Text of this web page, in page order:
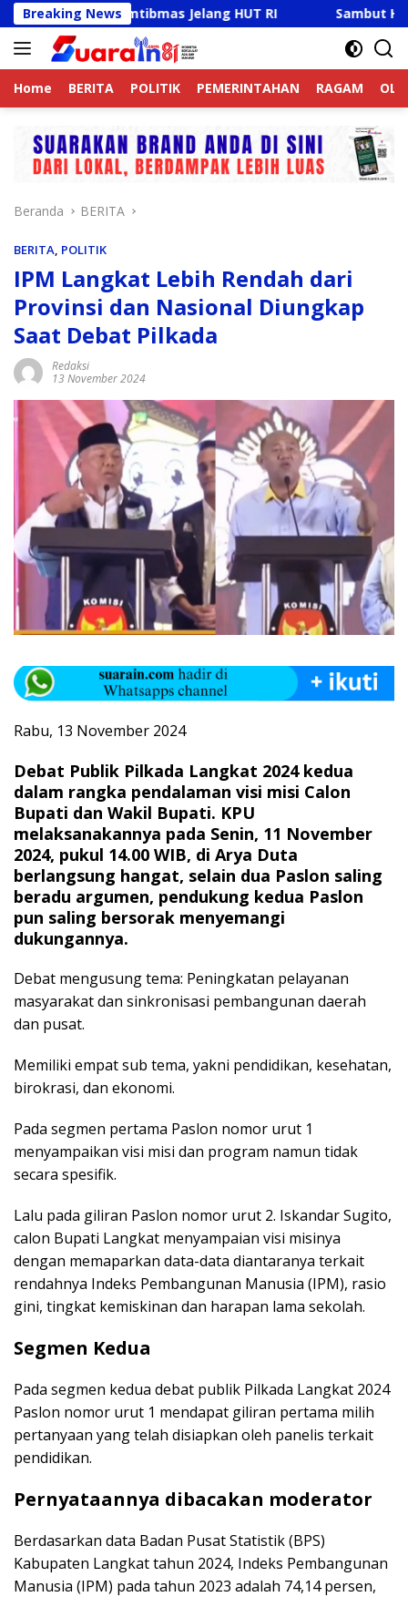
Langsung
ke
konten
Breaking News
Kamtibmas Jelang HUT RI Sambut HUT RI Ke-81,
Home BERITA POLITIK PEMERINTAHAN RAGAM
Beranda BERITA
BERITA, POLITIK
IPM Langkat Lebih Rendah dari
Provinsi dan Nasional Diungkap
Saat Debat Pilkada
Redaksi
13 November 2024
Rabu, 13 November 2024
Debat Publik Pilkada Langkat 2024 kedua
dalam rangka pendalaman visi misi Calon
Bupati dan Wakil Bupati. KPU
melaksanakannya pada Senin, 11 November
2024, pukul 14.00 WIB, di Arya Duta
berlangsung hangat, selain dua Paslon saling
beradu argumen, pendukung kedua Paslon
pun saling bersorak menyemangi
dukungannya.
Debat mengusung tema: Peningkatan pelayanan
masyarakat dan sinkronisasi pembangunan daerah
dan pusat.
Memiliki empat sub tema, yakni pendidikan, kesehatan,
birokrasi, dan ekonomi.
Pada segmen pertama Paslon nomor urut 1
menyampaikan visi misi dan program namun tidak
secara spesifik.
Lalu pada giliran Paslon nomor urut 2. Iskandar Sugito,
calon Bupati Langkat menyampaian visi misinya
dengan memaparkan data-data diantaranya terkait
rendahnya Indeks Pembangunan Manusia (IPM), rasio
gini, tingkat kemiskinan dan harapan lama sekolah.
Segmen Kedua
Pada segmen kedua debat publik Pilkada Langkat 2024
Paslon nomor urut 1 mendapat giliran pertama milih
pertanyaan yang telah disiapkan oleh panelis terkait
pendidikan.
Pernyataannya dibacakan moderator
Berdasarkan data Badan Pusat Statistik (BPS)
Kabupaten Langkat tahun 2024, Indeks Pembangunan
Manusia (IPM) pada tahun 2023 adalah 74,14 persen,